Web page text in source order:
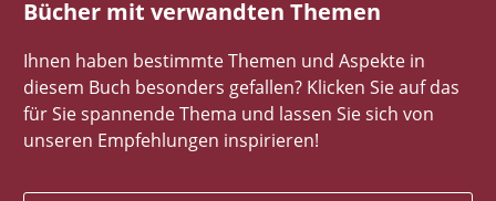
Bücher mit verwandten Themen
Ihnen haben bestimmte Themen und Aspekte in
diesem Buch besonders gefallen? Klicken Sie auf das
für Sie spannende Thema und lassen Sie sich von
unseren Empfehlungen inspirieren!